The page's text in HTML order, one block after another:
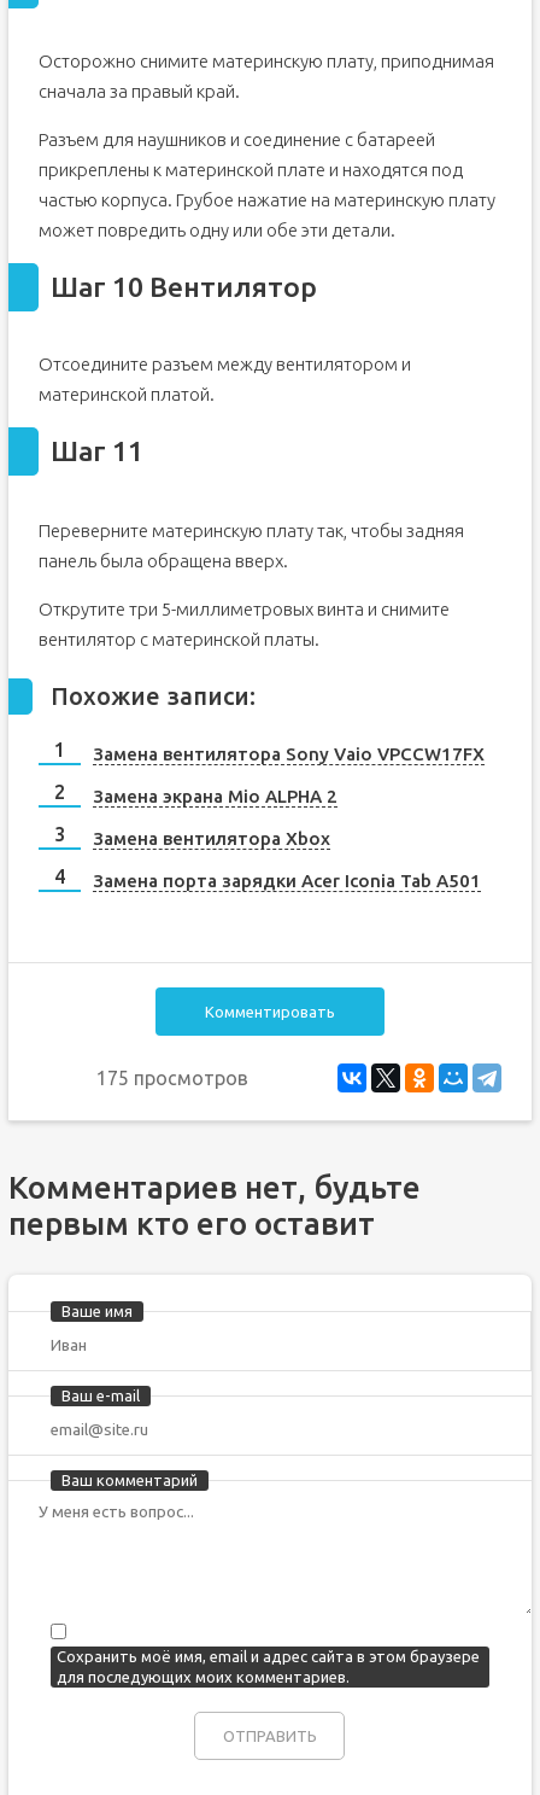
Осторожно снимите материнскую плату, приподнимая
сначала за правый край.
Разъем для наушников и соединение с батареей
прикреплены к материнской плате и находятся под
частью корпуса. Грубое нажатие на материнскую плату
может повредить одну или обе эти детали.
Шаг 10 Вентилятор
Отсоедините разъем между вентилятором и
материнской платой.
Шаг 11
Переверните материнскую плату так, чтобы задняя
панель была обращена вверх.
Открутите три 5-миллиметровых винта и снимите
вентилятор с материнской платы.
Похожие записи:
Замена вентилятора Sony Vaio VPCCW17FX
Замена экрана Mio ALPHA 2
Замена вентилятора Xbox
Замена порта зарядки Acer Iconia Tab A501
Комментировать
175 просмотров
Комментариев нет, будьте
первым кто его оставит
Ваше имя
Ваш e-mail
Ваш комментарий
Сохранить моё имя, email и адрес сайта в этом браузере
для последующих моих комментариев.